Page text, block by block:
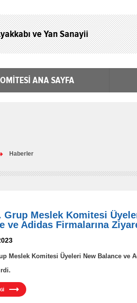
ve Yan Sanayii
ANA SAYFA
Haberler
Grup Meslek Komitesi
ve Adidas Firmalarına
Meslek Komitesi Üyeleri New Balance ve